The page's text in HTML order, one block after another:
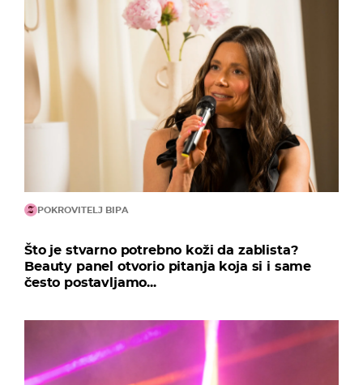
POKROVITELJ BIPA
Što je stvarno potrebno koži da zablista?
Beauty panel otvorio pitanja koja si i same
često postavljamo...